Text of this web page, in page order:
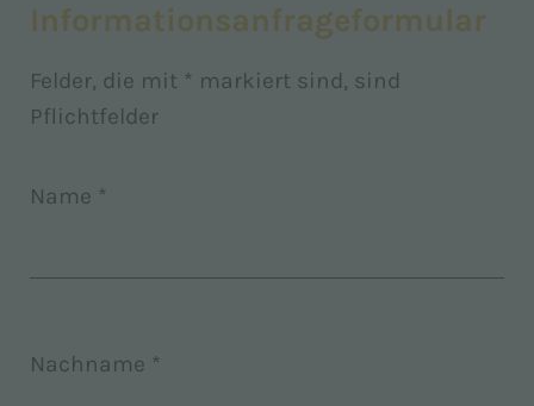
Informationsanfrageformular
Felder, die mit * markiert sind, sind
Pflichtfelder
Name *
Nachname *